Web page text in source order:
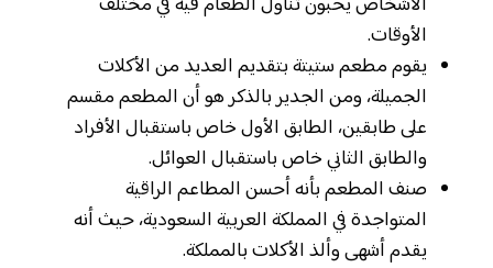
الأوقات.
يقوم مطعم ستيتة بتقديم العديد من الأكلات
الجميلة، ومن الجدير بالذكر هو أن المطعم مقسم
على طابقين، الطابق الأول خاص باستقبال الأفراد
والطابق الثاني خاص باستقبال العوائل.
صنف المطعم بأنه أحسن المطاعم الراقية
المتواجدة في المملكة العربية السعودية، حيث أنه
يقدم أشهى وألذ الأكلات بالمملكة.